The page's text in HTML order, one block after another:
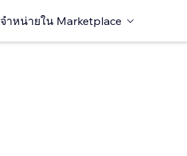
จำหน่ายใน Marketplace